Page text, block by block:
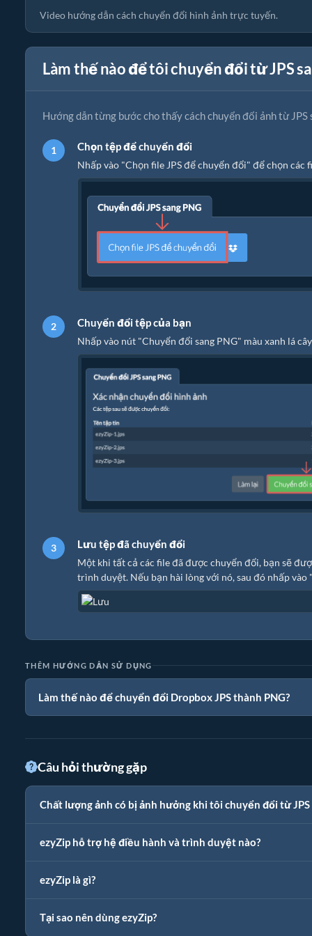
Video hướng dẫn cách chuyển đổi hình ảnh trực tuyến.
Làm thế nào để tôi chuyển đổi từ JPS
Hướng dẫn từng bước cho thấy cách chuyển đổi ảnh từ
Chọn tệp để chuyển đổi
Nhấp vào "Chọn file JPS để chuyển đổi" để chọn các
Chuyển đổi tệp của bạn
Nhấp vào nút "Chuyển đổi sang PNG" màu xanh lá
Lưu tệp đã chuyển đổi
Một khi tất cả các file đã được chuyển đổi, bạn sẽ
trình duyệt. Nếu bạn hài lòng với nó, sau đó nhấp
THÊM HƯỚNG DẪN SỬ DỤNG
Làm thế nào để chuyển đổi Dropbox JPS thành PNG?
Câu hỏi thường gặp
Chất lượng ảnh có bị ảnh hưởng khi tôi chuyển đổi từ JPS
ezyZip hỗ trợ hệ điều hành và trình duyệt nào?
ezyZip là gì?
Tại sao nên dùng ezyZip?